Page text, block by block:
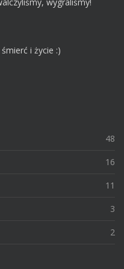
i życie :)
48
16
11
3
2